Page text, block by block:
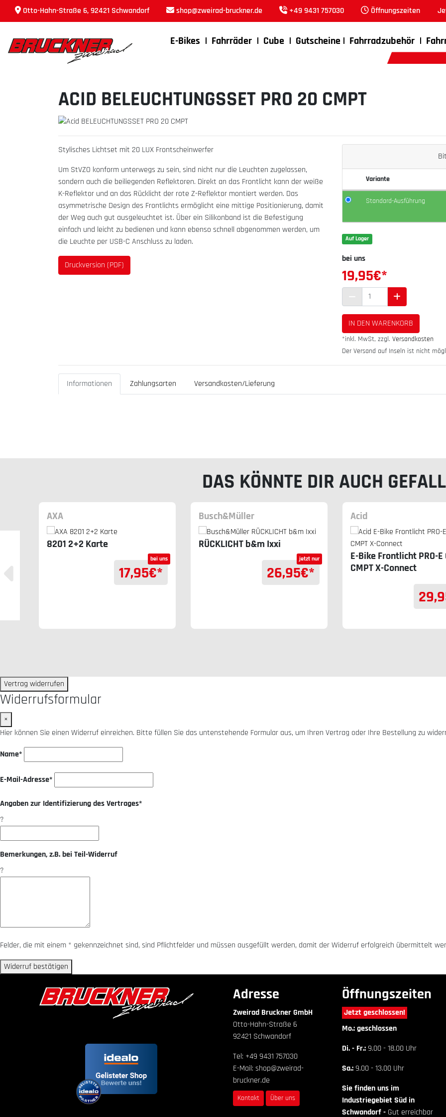
Otto-Hahn-Straße 6, 92421 Schwandorf shop@zweirad-bruckner.de +49 9431 757030 Öffnungszeiten
E-Bikes Fahrräder Cube Gutscheine Fahrradzubehör
ACID BELEUCHTUNGSSET PRO 20 CMPT
Stylisches Lichtset mit 20 LUX Frontscheinwerfer
Um StVZO konform unterwegs zu sein, sind nicht nur die Leuchten zugelassen,
sondern auch die beiliegenden Reflektoren. Direkt an das Frontlicht kann der weiße
K-Reflektor und an das Rücklicht der rote Z-Reflektor montiert werden. Das
asymmetrische Design des Frontlichts ermöglicht eine mittige Positionierung, damit
der Weg auch gut ausgeleuchtet ist. Über ein Silikonband ist die Befestigung
einfach und leicht zu bedienen und kann ebenso schnell abgenommen werden, um
die Leuchte per USB-C Anschluss zu laden.
Druckversion (PDF)
Variante
Standard-Ausführung
Auf Lager
bei uns
19,95€*
IN DEN WARENKORB
*inkl. MwSt, zzgl. Versandkosten
Der Versand auf Inseln ist nicht
Informationen Zahlungsarten Versandkosten/Lieferung
DAS KÖNNTE DIR AUCH
AXA
8201 2+2 Karte
bei uns
17,95€*
Busch&Müller
RÜCKLICHT b&m Ixxi
jetzt nur
26,95€*
Acid
E-Bike Frontlicht PRO-
CMPT X-Connect
Vertrag widerrufen
Widerrufsformular
×
Hier können Sie einen Widerruf einreichen. Bitte füllen Sie das untenstehende Formular aus, um Ihren Vertrag oder Ihre Bestellung zu
Name*
E-Mail-Adresse*
Angaben zur Identifizierung des Vertrages*
?
Bemerkungen, z.B. bei Teil-Widerruf
?
Felder, die mit einem * gekennzeichnet sind, sind Pflichtfelder und müssen ausgefüllt werden, damit der Widerruf erfolgreich übermittelt
Widerruf bestätigen
Adresse
Zweirad Bruckner GmbH
Otto-Hahn-Straße 6
92421 Schwandorf
Tel: +49 9431 757030
E-Mail: shop@zweirad-
bruckner.de
Kontakt Über uns
Öffnungszeiten
Jetzt geschlossen!
Mo.: geschlossen
Di. - Fr.:9.00 - 18.00 Uhr
Sa.:9.00 - 13.00 Uhr
Sie finden uns im
Industriegebiet Süd in
Schwandorf - Gut erreichbar